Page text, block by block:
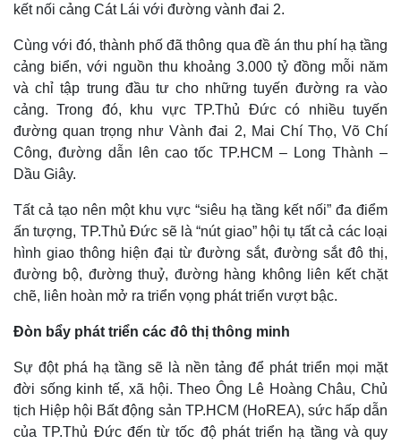
Kinh tế
Bất động sản
Khởi nghiệp
Thị trường
Giá vàng
Tiêu dùng
Tỷ giá
Chứng khoán
kết nối cảng Cát Lái với đường vành đai 2.
Cùng với đó, thành phố đã thông qua đề án thu phí hạ tầng
cảng biển, với nguồn thu khoảng 3.000 tỷ đồng mỗi năm
và chỉ tập trung đầu tư cho những tuyến đường ra vào
cảng. Trong đó, khu vực TP.Thủ Đức có nhiều tuyến
đường quan trọng như Vành đai 2, Mai Chí Thọ, Võ Chí
Công, đường dẫn lên cao tốc TP.HCM – Long Thành –
Dầu Giây.
Tất cả tạo nên một khu vực “siêu hạ tầng kết nối” đa điểm
ấn tượng, TP.Thủ Đức sẽ là “nút giao” hội tụ tất cả các loại
hình giao thông hiện đại từ đường sắt, đường sắt đô thị,
đường bộ, đường thuỷ, đường hàng không liên kết chặt
chẽ, liên hoàn mở ra triển vọng phát triển vượt bậc.
Đòn bẩy phát triển các đô thị thông minh
Sự đột phá hạ tầng sẽ là nền tảng để phát triển mọi mặt
đời sống kinh tế, xã hội. Theo Ông Lê Hoàng Châu, Chủ
tịch Hiệp hội Bất động sản TP.HCM (HoREA), sức hấp dẫn
của TP.Thủ Đức đến từ tốc độ phát triển hạ tầng và quy